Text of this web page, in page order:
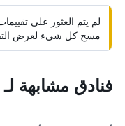
لم يتم العثور على
مسح كل شيء لعرض
فنادق مشابهة